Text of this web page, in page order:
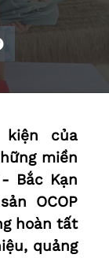
của
miền
Bắc Kạn
OCOP
hoàn tất
quảng